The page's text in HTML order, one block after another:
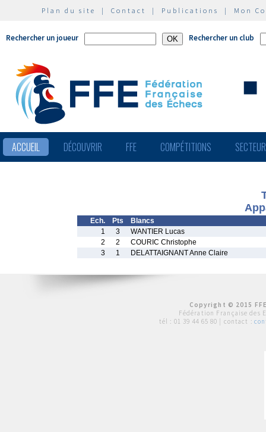
Plan du site | Contact | Publications | Mon
Rechercher un joueur Rechercher un club
ACCUEIL DÉCOUVRIR FFE COMPÉTITIONS
Ech. Pts
Blancs
1
3
WANTIER Lucas
2
2
COURIC Christophe
3
1 DELATTAIGNANT Anne Claire
Copyright © 2015
Fédération Française des
tél : 01 39 44 65 80 | contact :